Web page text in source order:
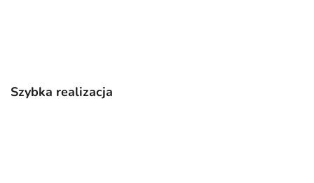
Szybka realizacja